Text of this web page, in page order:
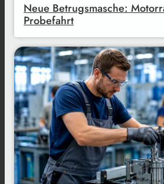
Neue Betrugsmasche:
Probefahrt